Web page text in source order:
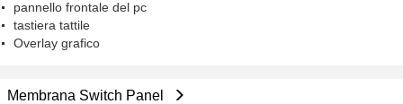
pannello frontale del pc
tastiera tattile
Overlay grafico
Membrana Switch Panel